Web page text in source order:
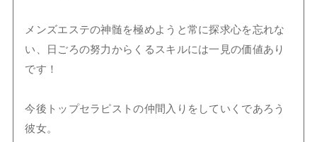
メンズエステの神髄を極めようと常に探求心を忘れな
い、日ごろの努力からくるスキルには一見の価値あり
です！
今後トップセラピストの仲間入りをしていくであろう
彼女。